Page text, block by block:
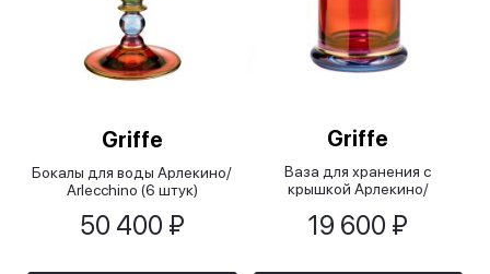
Griffe
Бокалы для воды Арлекино/
Arlecchino (6 штук)
50 400 ₽
Griffe
Ваза для хранения с
крышкой Арлекино/
19 600 ₽